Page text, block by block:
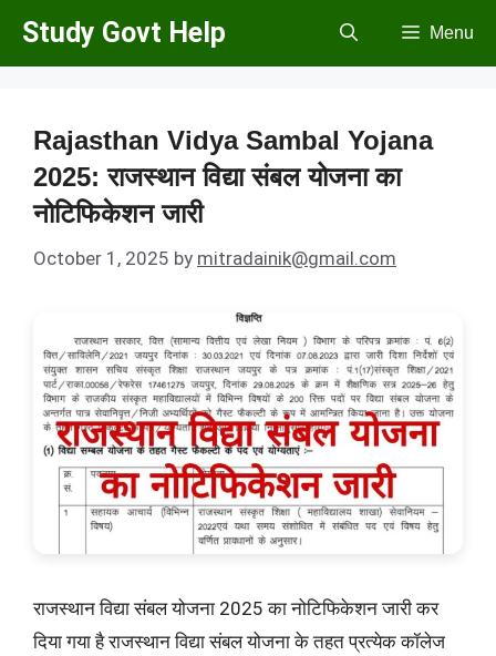
Skip
Study Govt Help Menu
Rajasthan Vidya Sambal Yojana
2025: राजस्थान विद्या संबल योजना का
नोटिफिकेशन जारी
October 1, 2025 by mitradainik@gmail.com
राजस्थान विद्या संबल योजना 2025 का नोटिफिकेशन जारी कर
दिया गया है राजस्थान विद्या संबल योजना के तहत प्रत्येक कॉलेज